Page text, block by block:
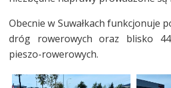
Obecnie w Suwałkach funkcjonuje
dróg rowerowych oraz blisko
pieszo-rowerowych.